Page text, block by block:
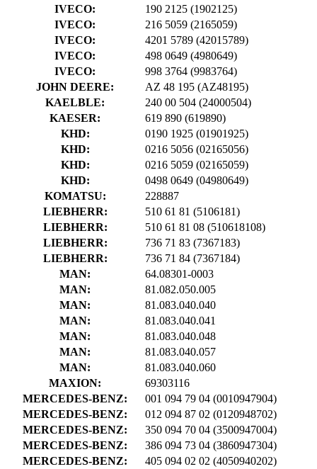
IVECO:
190 2125 (1902125)
IVECO:
216 5059 (2165059)
IVECO:
4201 5789 (42015789)
IVECO:
498 0649 (4980649)
IVECO:
998 3764 (9983764)
JOHN DEERE:
AZ 48 195 (AZ48195)
KAELBLE:
240 00 504 (24000504)
KAESER:
619 890 (619890)
KHD:
0190 1925 (01901925)
KHD:
0216 5056 (02165056)
KHD:
0216 5059 (02165059)
KHD:
0498 0649 (04980649)
KOMATSU:
228887
LIEBHERR:
510 61 81 (5106181)
LIEBHERR:
510 61 81 08 (510618108)
LIEBHERR:
736 71 83 (7367183)
LIEBHERR:
736 71 84 (7367184)
MAN:
64.08301-0003
MAN:
81.082.050.005
MAN:
81.083.040.040
MAN:
81.083.040.041
MAN:
81.083.040.048
MAN:
81.083.040.057
MAN:
81.083.040.060
MAXION:
69303116
MERCEDES-BENZ:
001 094 79 04 (0010947904)
MERCEDES-BENZ:
012 094 87 02 (0120948702)
MERCEDES-BENZ:
350 094 70 04 (3500947004)
MERCEDES-BENZ:
386 094 73 04 (3860947304)
MERCEDES-BENZ:
405 094 02 02 (4050940202)